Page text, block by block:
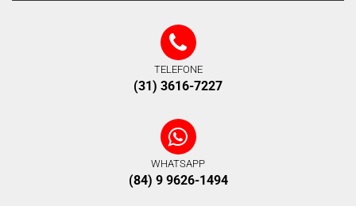
TELEFONE
(31) 3616-7227
WHATSAPP
(84) 9 9626-1494